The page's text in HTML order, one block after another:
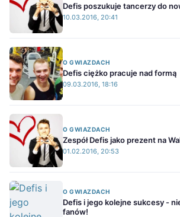
Defis poszukuje tancerzy do
10.03.2016, 20:41
O GWIAZDACH
Defis ciężko pracuje nad formą
09.03.2016, 18:16
O GWIAZDACH
Zespół Defis jako prezent na
01.02.2016, 20:53
O GWIAZDACH
Defis i jego kolejne sukcesy -
fanów!